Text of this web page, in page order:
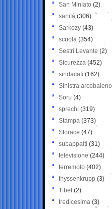
San Miniato (2)
sanità (306)
Sarkozy (43)
scuola (354)
Sestri Levante (2)
Sicurezza (452)
sindacati (162)
Sinistra arcobaleno
Soru (4)
sprechi (319)
Stampa (373)
Storace (47)
subappalti (31)
televisione(244)
terremoto (402)
thyssenkrupp (3)
Tibet(2)
tredicesima (3)